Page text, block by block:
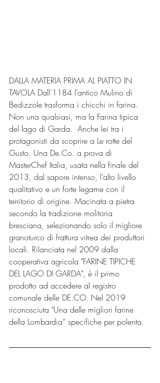
DALLA MATERIA PRIMA AL PIATTO IN
TAVOLA Dall’1184 l’antico Mulino di
Bedizzole trasforma i chicchi in farina.
Non una qualsiasi, ma la Farina tipica
del lago di Garda.  Anche lei tra i
protagonisti da scoprire a Le rotte del
Gusto. Una De.Co. a prova di
MasterChef Italia, usata nella finale del
2013, dal sapore intenso, l’alto livello
qualitativo e un forte legame con il
territorio di origine. Macinata a pietra
secondo la tradizione molitoria
bresciana, selezionando solo il migliore
granoturco di frattura vitrea dei produttori
locali. Rilanciata nel 2009 dalla
cooperativa agricola "FARINE TIPICHE
DEL LAGO DI GARDA", è il primo
prodotto ad accedere al registro
comunale delle DE.CO. Nel 2019
riconosciuta "Una delle migliori farine
della Lombardia” specifiche per polenta.